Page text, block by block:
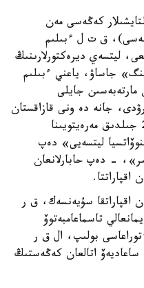
كەڭەسى مەن
ق ت ل ءبىلىم
ليتسەي ديرەكتورلارىنىڭ
جاساۋ، ياعني ءبىلىم
مارتەبەسىن جايلى
جانە دە ونى قازاقستان
رەسپۋبليكاسى تاۋەلسىزدىگىنىڭ 25 جىلدىق مەرەيتويىنا
ليتسەيى» دەپ
- دەپ حابارلانعان
اقپاراتتا.
اقپاراتقا سۇيەنسەك، ق ر
تاسماعامبەتوۆ
بولىپ، ال ق ر
ساعاديەۆ اتالعان كەڭەستىڭ